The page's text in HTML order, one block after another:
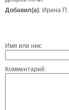
Добавил(а): Ирина
Имя или ник:
Комментарий: